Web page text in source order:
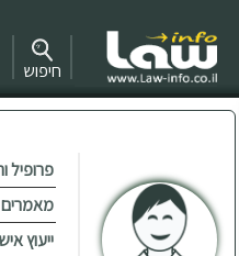
חיפוש
פרופיל
ייעוץ